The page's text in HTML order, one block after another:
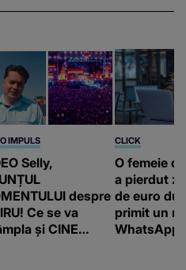
IMPULS
Selly,
despre
Ce se va
și CINE
CLICK
O femeie
a pierdut
de euro
primit un